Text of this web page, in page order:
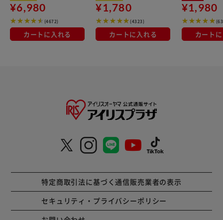
¥6,980
(4672)
カートに入れる
¥1,780
(4323)
カートに入れる
¥1,980
カート
特定商取引法に基づく通信販売業者の表示
セキュリティ・プライバシーポリシー